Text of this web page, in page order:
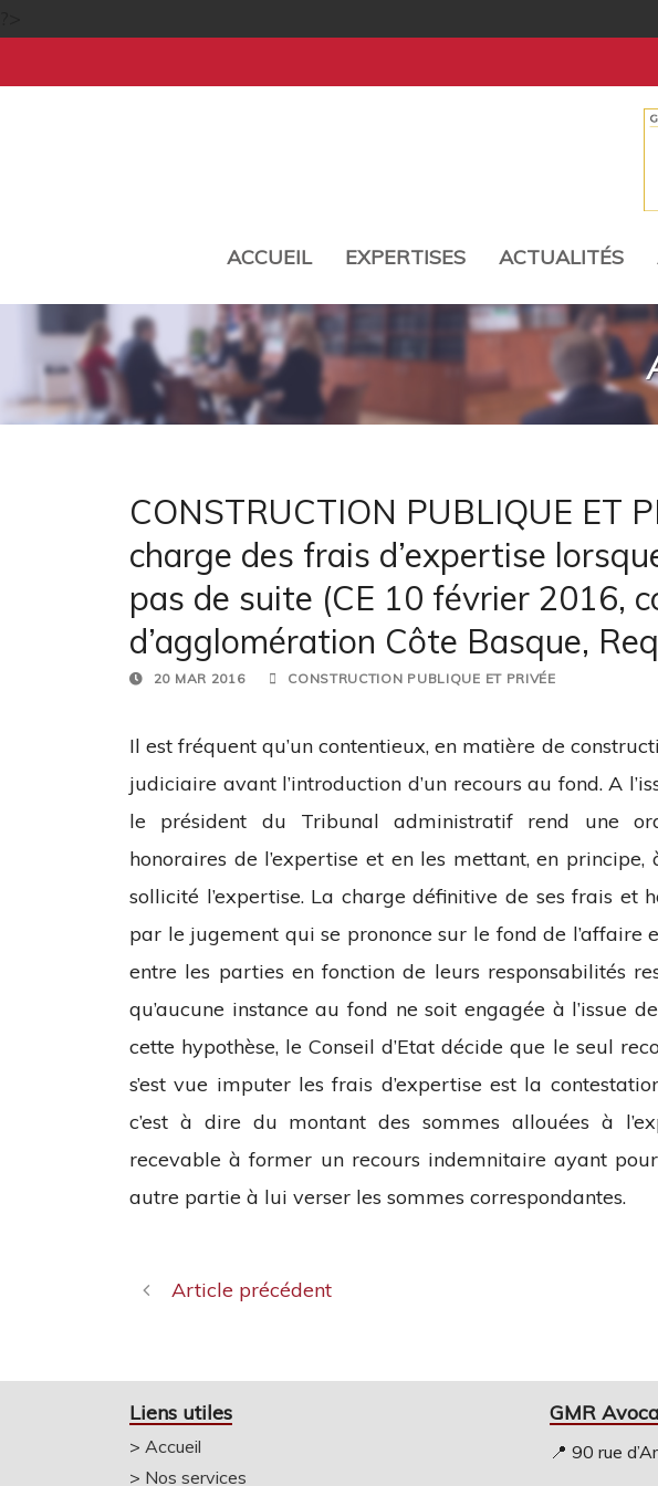
ACCUEIL EXPERTISES ACTUALITÉS
CONSTRUCTION PUBLIQUE ET
charge des frais d’expertise
pas de suite (CE 10 février 2016,
d’agglomération Côte Basque,
20 MAR 2016 CONSTRUCTION PUBLIQUE ET PRIVÉE
Il est fréquent qu’un contentieux, en matière de
judiciaire avant l’introduction d’un recours au fond. A
le président du Tribunal administratif rend une
honoraires de l’expertise et en les mettant, en
sollicité l’expertise. La charge définitive de ses frais et
par le jugement qui se prononce sur le fond de l’affaire
entre les parties en fonction de leurs responsabilités
qu’aucune instance au fond ne soit engagée à l’issue
cette hypothèse, le Conseil d’Etat décide que le seul
s’est vue imputer les frais d’expertise est la
c’est à dire du montant des sommes allouées à
recevable à former un recours indemnitaire ayant
autre partie à lui verser les sommes correspondantes.
Article précédent
Liens utiles
> Accueil
> Nos services
GMR
📍 90 rue